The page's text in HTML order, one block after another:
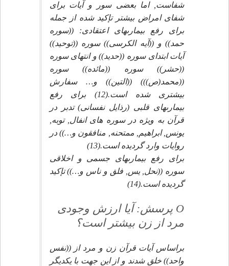
شفاست, اما بعضى سور و آيات براى
شفاى امراض بيشتر تإكيد شده از جمله
براى رفع بيمارىهاى اعتقادى: ((سوره
حمد)) و ((آيه الكرسى)) سوره ((توحيد))
آيات ابتداى سوره ((حديد)) و انتهاى سوره
((حشر)) سوره ((مائده)) سوره
((محمد(ص))) ((التين)) و… سفارش
بيشترى شده است.(12) براى رفع
بيمارىهاى قلبى (رذايل نفسانى) تدبر در
قرآن به ويژه در سوره هاى انفال, توبه,
يونس, ابراهيم, ممتحنه, منافقون و…)) در
روايات وارد گرديده است.(13)
براى رفع بيمارىهاى جسمى و اخلاقى
سوره ((نحل, يس, فلق و ناس و…)) تإكيد
گرديده است.(14)
O پرسش: آيا ارزش وجودى
مرد از زن بيشتر است؟
براساس آيات قرآن زن و مرد از ((نفس
واحد)) خلق شدند و از اين جهت با يكديگر